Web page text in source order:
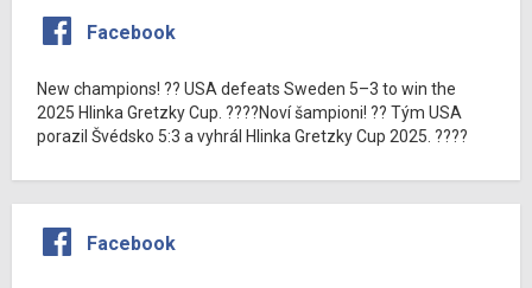
Facebook
New champions! ?? USA defeats Sweden 5–3 to win the
2025 Hlinka Gretzky Cup. ????Noví šampioni! ?? Tým USA
porazil Švédsko 5:3 a vyhrál Hlinka Gretzky Cup 2025. ????
Facebook